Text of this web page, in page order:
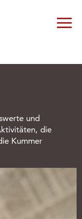
und
die
Kummer